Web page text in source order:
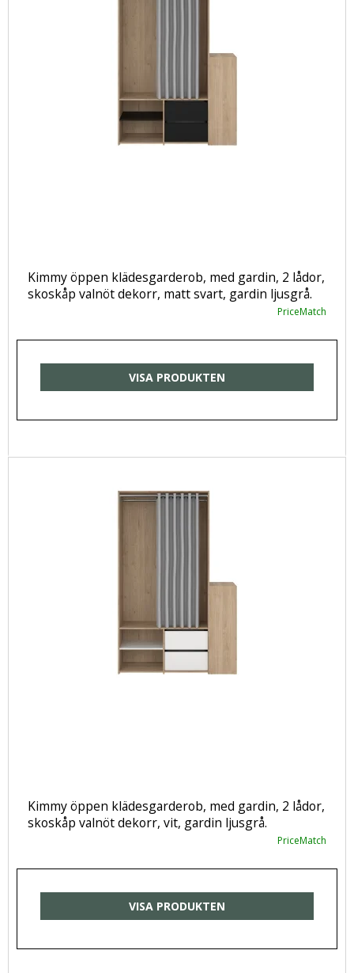
Kimmy öppen klädesgarderob, med gardin, 2 lådor,
skoskåp valnöt dekorr, matt svart, gardin ljusgrå.
PriceMatch
VISA PRODUKTEN
Kimmy öppen klädesgarderob, med gardin, 2 lådor,
skoskåp valnöt dekorr, vit, gardin ljusgrå.
PriceMatch
VISA PRODUKTEN